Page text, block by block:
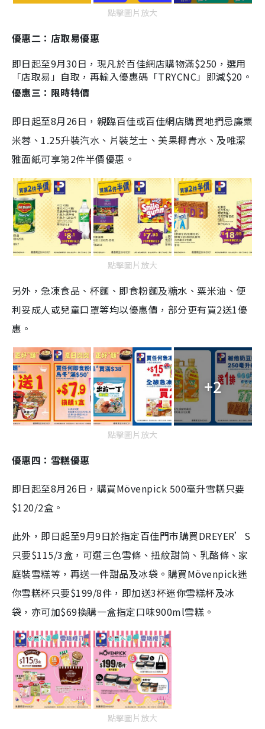
點擊圖片放大
優惠二：店取易優惠
即日起至9月30日，現凡於百佳網店購物滿$250，選用
「店取易」自取，再輸入優惠碼「TRYCNC」即減$20。
優惠三：限時特價
即日起至8月26日，親臨百佳或百佳網店購買地捫忌廉粟
米蓉、1.25升裝汽水、片裝芝士、美果椰青水、及唯潔
雅面紙可享第2件半價優惠。
點擊圖片放大
另外，急凍食品、杯麵、即食粉麵及糖水、粟米油、便
利妥成人或兒童口罩等均以優惠價，部分更有買2送1優
惠。
+2
點擊圖片放大
優惠四：雪糕優惠
即日起至8月26日，購買Mövenpick 500毫升雪糕只要
$120/2盒。
此外，即日起至9月9日於指定百佳門市購買DREYER’S
只要$115/3盒，可選三色雪條、扭紋甜筒、乳酪條、家
庭裝雪糕等，再送一件甜品及冰袋。購買Mövenpick迷
你雪糕杯只要$199/8件，即加送3杯迷你雪糕杯及冰
袋，亦可加$69換購一盒指定口味900ml雪糕。
點擊圖片放大